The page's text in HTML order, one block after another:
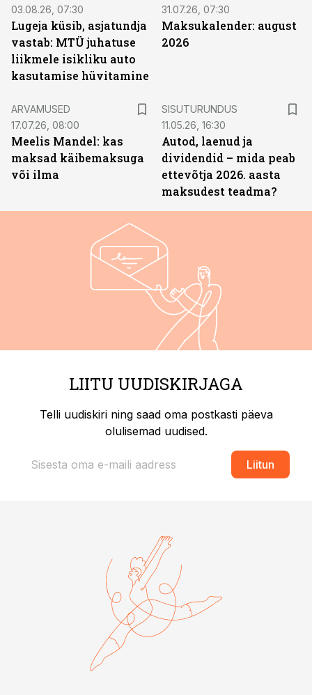
03.08.26, 07:30
Lugeja küsib, asjatundja
vastab: MTÜ juhatuse
liikmele isikliku auto
kasutamise hüvitamine
31.07.26, 07:30
Maksukalender: august
2026
ARVAMUSED
17.07.26, 08:00
Meelis Mandel: kas
maksad käibemaksuga
või ilma
SISUTURUNDUS
11.05.26, 16:30
Autod, laenud ja
dividendid – mida peab
ettevõtja 2026. aasta
maksudest teadma?
LIITU UUDISKIRJAGA
Telli uudiskiri ning saad oma postkasti päeva
olulisemad uudised.
Liitun